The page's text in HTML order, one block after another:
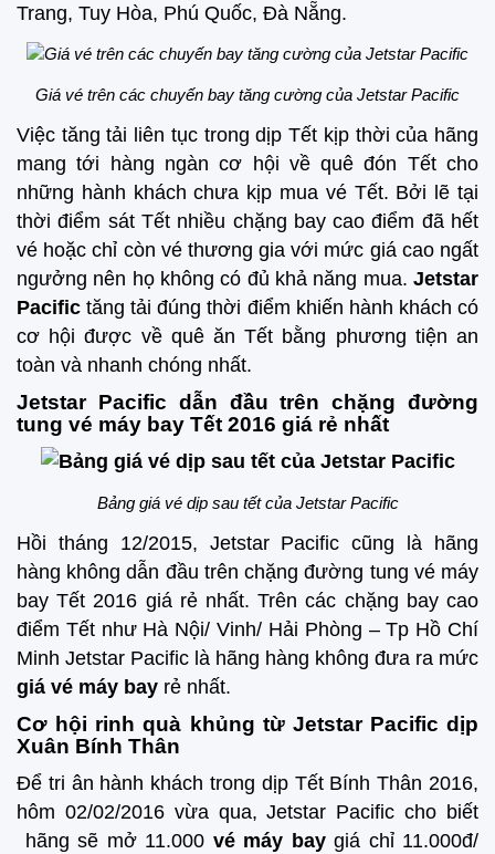
Trang, Tuy Hòa, Phú Quốc, Đà Nẵng.
Giá vé trên các chuyến bay tăng cường của Jetstar Pacific
Việc tăng tải liên tục trong dịp Tết kịp thời của hãng
mang tới hàng ngàn cơ hội về quê đón Tết cho
những hành khách chưa kịp mua vé Tết. Bởi lẽ tại
thời điểm sát Tết nhiều chặng bay cao điểm đã hết
vé hoặc chỉ còn vé thương gia với mức giá cao ngất
ngưởng nên họ không có đủ khả năng mua. Jetstar
Pacific tăng tải đúng thời điểm khiến hành khách có
cơ hội được về quê ăn Tết bằng phương tiện an
toàn và nhanh chóng nhất.
Jetstar Pacific dẫn đầu trên chặng đường
tung vé máy bay Tết 2016 giá rẻ nhất
Bảng giá vé dịp sau tết của Jetstar Pacific
Hồi tháng 12/2015, Jetstar Pacific cũng là hãng
hàng không dẫn đầu trên chặng đường tung vé máy
bay Tết 2016 giá rẻ nhất. Trên các chặng bay cao
điểm Tết như Hà Nội/ Vinh/ Hải Phòng – Tp Hồ Chí
Minh Jetstar Pacific là hãng hàng không đưa ra mức
giá vé máy bay rẻ nhất.
Cơ hội rinh quà khủng từ Jetstar Pacific dịp
Xuân Bính Thân
Để tri ân hành khách trong dịp Tết Bính Thân 2016,
hôm 02/02/2016 vừa qua, Jetstar Pacific cho biết
hãng sẽ mở 11.000 vé máy baygiá chỉ 11.000đ/